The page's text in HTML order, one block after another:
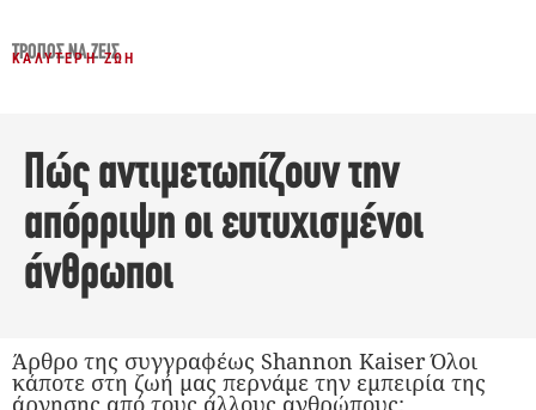
ΤΡΌΠΟΣ ΝΑ ΖΕΙΣ
ΚΑΛΎΤΕΡΗ ΖΩΉ
Πώς αντιμετωπίζουν την
απόρριψη οι ευτυχισμένοι
άνθρωποι
Άρθρο της συγγραφέως Shannon Kaiser Όλοι
κάποτε στη ζωή μας περνάμε την εμπειρία της
άρνησης από τους άλλους ανθρώπους: